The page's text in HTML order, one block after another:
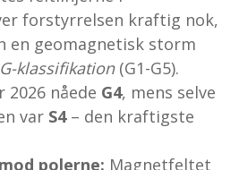
forstyrrelsen kraftig nok,
en geomagnetisk storm
G-klassifikation(G1-G5).
2026 nåede G4, mens selve
var S4– den kraftigste
polerne: Magnetfeltet